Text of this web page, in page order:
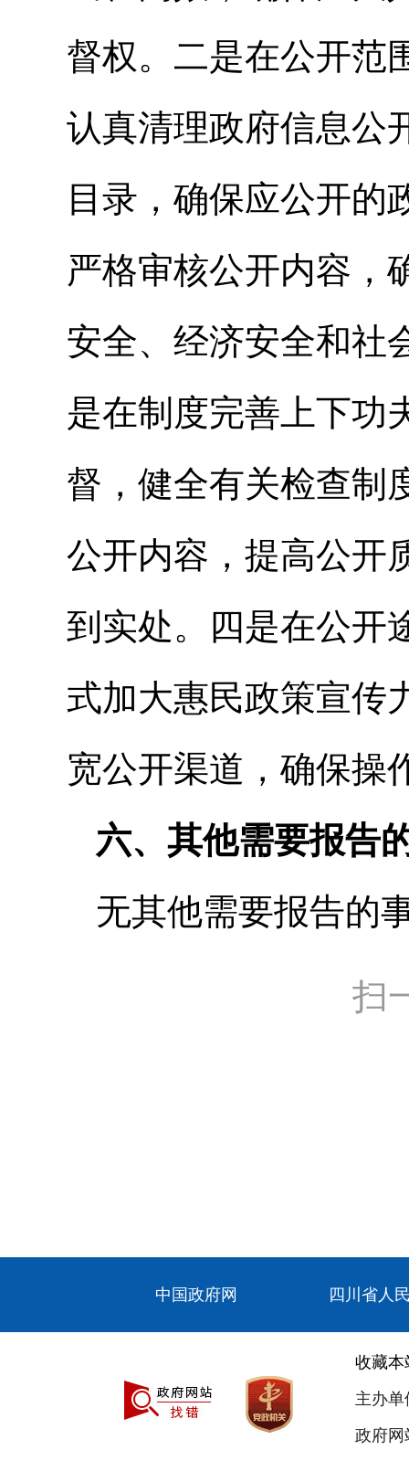
督权。二是在公开范
认真清理政府信息公
目录，确保应公开的
严格审核公开内容，
安全、经济安全和社
是在制度完善上下功
督，健全有关检查制
公开内容，提高公开
到实处。四是在公开
式加大惠民政策宣传
宽公开渠道，确保操
六、其他需要报告
无其他需要报告的
扫
中国政府网 四川省人
收藏本
主办
政府网